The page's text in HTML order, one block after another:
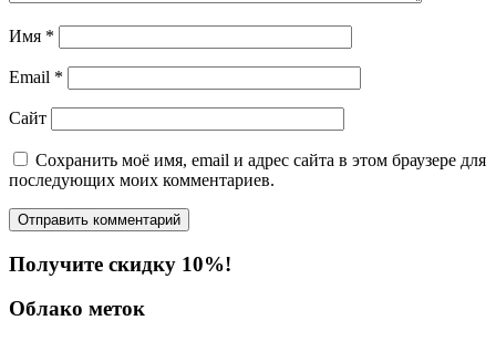
Имя *
Email *
Сайт
Сохранить моё имя, email и адрес сайта в этом браузере для
последующих моих комментариев.
Получите скидку 10%!
Облако меток